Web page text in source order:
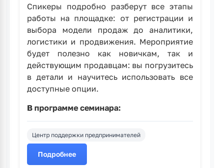
Спикеры подробно разберут все этапы
работы на площадке: от регистрации и
выбора модели продаж до аналитики,
логистики и продвижения. Мероприятие
будет полезно как новичкам, так и
действующим продавцам: вы погрузитесь
в детали и научитесь использовать все
доступные опции.
В программе семинара:
Центр поддержки предпринимателей
Подробнее
о